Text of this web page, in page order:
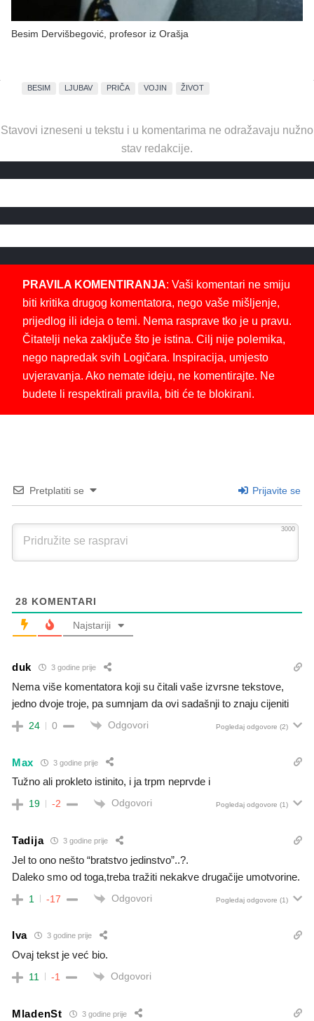
Besim Dervišbegović, profesor iz Orašja
BESIM LJUBAV PRIČA VOJIN ŽIVOT
Stavovi izneseni u tekstu i u komentarima ne odražavaju nužno
stav redakcije.
PRAVILA KOMENTIRANJA: Vaši komentari ne smiju
biti kritika drugog komentatora, nego vaše mišljenje,
prijedlog ili ideja o temi. Nema rasprave tko je u pravu.
Čitatelji neka zaključe što je istina. Cilj nije polemika,
nego napredak svih Logičara. Inspiracija, umjesto
uvjeravanja. Ako nemate ideju, ne komentirajte. Ne
budete li respektirali pravila, biti će te blokirani.
Pretplatiti se Prijavite se
3000
28 KOMENTARI
Najstariji
duk 3 godine prije
Nema više komentatora koji su čitali vaše izvrsne tekstove,
jedno dvoje troje, pa sumnjam da ovi sadašnji to znaju cijeniti
24 0 Odgovori Pogledaj odgovore (2)
Max 3 godine prije
Tužno ali prokleto istinito, i ja trpm neprvde i
19 -2 Odgovori Pogledaj odgovore (1)
Tadija 3 godine prije
Jel to ono nešto “bratstvo jedinstvo”..?.
Daleko smo od toga,treba tražiti nekakve drugačije umotvorine.
1 -17 Odgovori Pogledaj odgovore (1)
Iva 3 godine prije
Ovaj tekst je već bio.
11 -1 Odgovori
MladenSt 3 godine prije